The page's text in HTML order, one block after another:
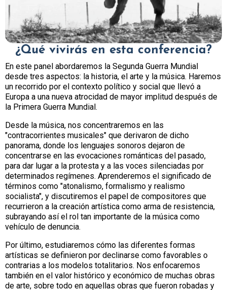
¿Qué vivirás en esta conferencia?
En este panel abordaremos la Segunda Guerra Mundial
desde tres aspectos: la historia, el arte y la música. Haremos
un recorrido por el contexto político y social que llevó a
Europa a una nueva atrocidad de mayor implitud después de
la Primera Guerra Mundial.
Desde la música, nos concentraremos en las
"contracorrientes musicales" que derivaron de dicho
panorama, donde los lenguajes sonoros dejaron de
concentrarse en las evocaciones románticas del pasado,
para dar lugar a la protesta y a las voces silenciadas por
determinados regímenes. Aprenderemos el significado de
términos como "atonalismo, formalismo y realismo
socialista", y discutiremos el papel de compositores que
recurrieron a la creación artística como arma de resistencia,
subrayando así el rol tan importante de la música como
vehículo de denuncia.
Por último, estudiaremos cómo las diferentes formas
artísticas se definieron por declinarse como favorables o
contrarias a los modelos totalitarios. Nos enfocaremos
también en el valor histórico y económico de muchas obras
de arte, sobre todo en aquellas obras que fueron robadas y